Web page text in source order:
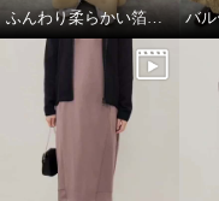
ふんわり柔らかい箔プリントストール